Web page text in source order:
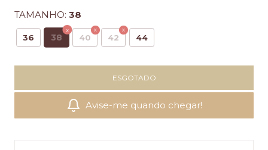
TAMANHO: 38
36 38 40 42 44
Avise-me quando chegar!